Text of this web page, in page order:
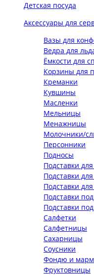
Детская посуда
Аксессуары для
Вазы для
Ведра для
Ёмкости для
Корзины для
Креманки
Кувшины
Масленки
Мельницы
Менажницы
Молочники/
Персонники
Подносы
Подставки
Подставки
Подставки
Подставки
Подставки
Салфетки
Салфетницы
Сахарницы
Соусники
Фондю и
Фруктовницы